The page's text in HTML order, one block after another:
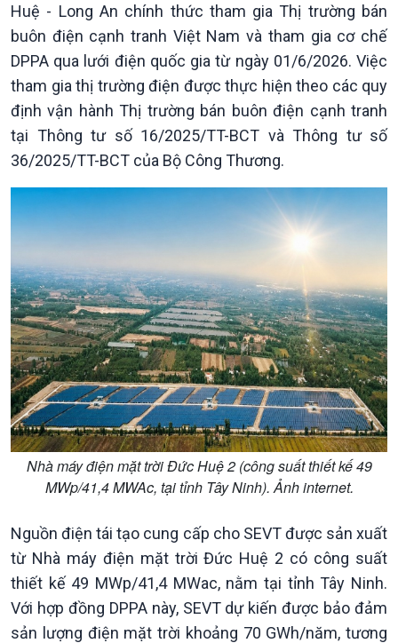
Podcast
Góc nhìn VOV1
10 phút Sự kiện - Luận bàn
Câu chuyện thời sự
Dòng chảy sự kiện
Diễn đàn chủ nhật
Chuyện đêm
Huệ - Long An chính thức tham gia Thị trường bán
buôn điện cạnh tranh Việt Nam và tham gia cơ chế
DPPA qua lưới điện quốc gia từ ngày 01/6/2026. Việc
tham gia thị trường điện được thực hiện theo các quy
định vận hành Thị trường bán buôn điện cạnh tranh
tại Thông tư số 16/2025/TT-BCT và Thông tư số
36/2025/TT-BCT của Bộ Công Thương.
Nhà máy điện mặt trời Đức Huệ 2 (công suất thiết kế 49
MWp/41,4 MWAc, tại tỉnh Tây Ninh). Ảnh internet.
Nguồn điện tái tạo cung cấp cho SEVT được sản xuất
từ Nhà máy điện mặt trời Đức Huệ 2 có công suất
thiết kế 49 MWp/41,4 MWac, nằm tại tỉnh Tây Ninh.
Với hợp đồng DPPA này, SEVT dự kiến được bảo đảm
sản lượng điện mặt trời khoảng 70 GWh/năm, tương